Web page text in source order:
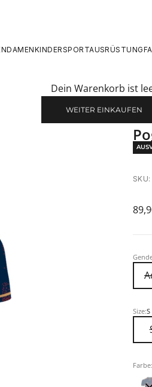
DAMENKINDERSPORTAUSRÜSTUNG
Dein Warenkorb ist
WEITER EINKAUFEN
Size:S
Farbe: